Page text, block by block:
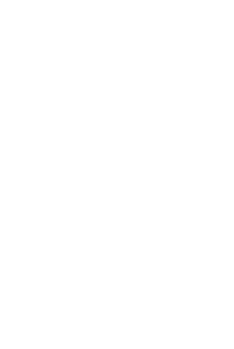
ÉCHO : DES IMAGES POUR TOUTES